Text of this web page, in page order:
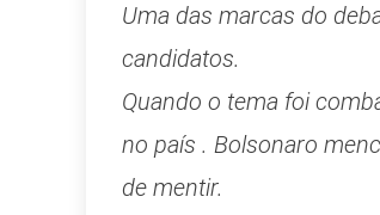
Uma das marcas do
candidatos.
Quando o tema foi
no país . Bolsonaro
de mentir.